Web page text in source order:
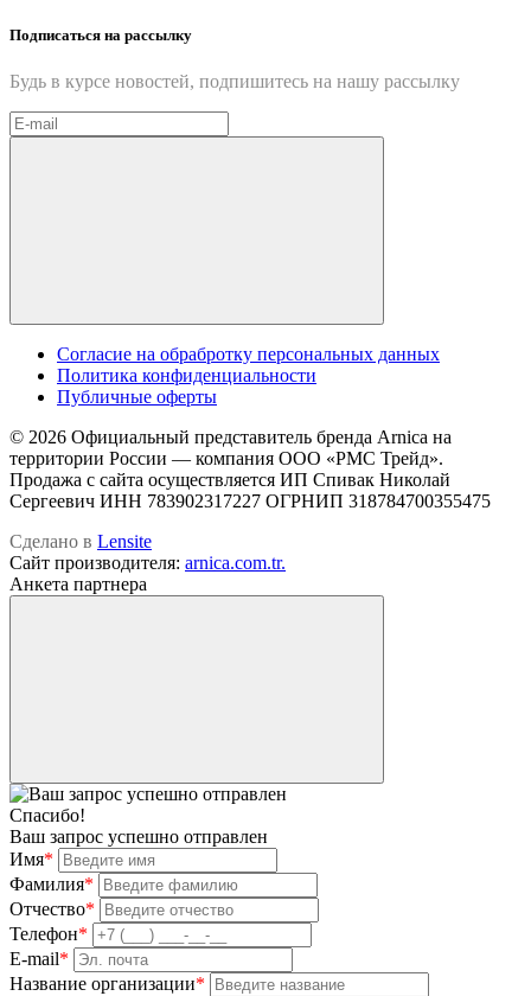
Подписаться на рассылку
Будь в курсе новостей, подпишитесь на нашу рассылку
Cогласие на обрабротку персональных данных
Политика конфиденциальности
Публичные оферты
© 2026 Официальный представитель бренда Arnica на
территории России — компания OOO «РМС Трейд».
Продажа с сайта осуществляется ИП Спивак Николай
Сергеевич ИНН 783902317227 ОГРНИП 318784700355475
Сделано в Lensite
Сайт производителя: arnica.com.tr.
Анкета партнера
Спасибо!
Ваш запрос успешно отправлен
Имя*
Фамилия*
Отчество*
Телефон*
E-mail*
Название организации*